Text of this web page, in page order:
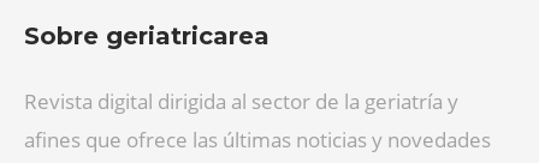
Sobre geriatricarea
Revista digital dirigida al sector de la geriatría y
afines que ofrece las últimas noticias y novedades